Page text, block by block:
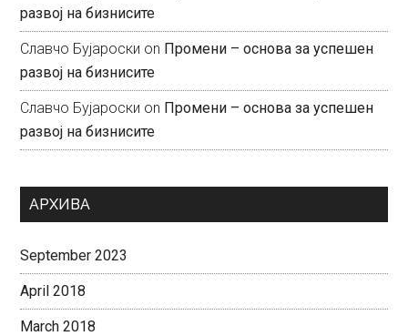
развој на бизнисите
Славчо Бујароски on Промени – основа за успешен
развој на бизнисите
Славчо Бујароски on Промени – основа за успешен
развој на бизнисите
АРХИВА
September 2023
April 2018
March 2018